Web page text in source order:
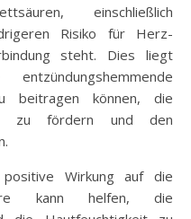
einschließlich
Risiko für Herz-
steht. Dies liegt
beitragen können, die
zu fördern und den
Wirkung auf die
kann helfen, die